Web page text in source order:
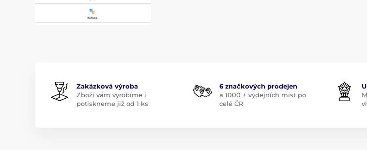
Zakázková výroba
Zboží vám vyrobíme i
potiskneme již od 1 ks
6 značkových prodejen
a 1000 + výdejních míst po
celé ČR